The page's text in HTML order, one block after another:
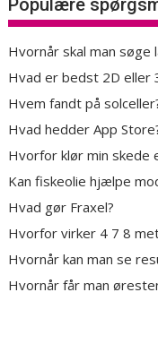
Populære
Hvornår skal man
Hvad er bedst 2D eller
Hvem fandt på
Hvad hedder App
Hvorfor klør min skede
Kan fiskeolie hjælpe
Hvad gør Fraxel?
Hvorfor virker 4 7 8
Hvornår kan man se
Hvornår får man